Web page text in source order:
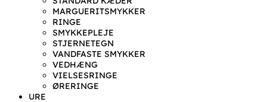
MARGUERITSMYKKER
RINGE
SMYKKEPLEJE
STJERNETEGN
VANDFASTE SMYKKER
VEDHÆNG
VIELSESRINGE
ØRERINGE
URE